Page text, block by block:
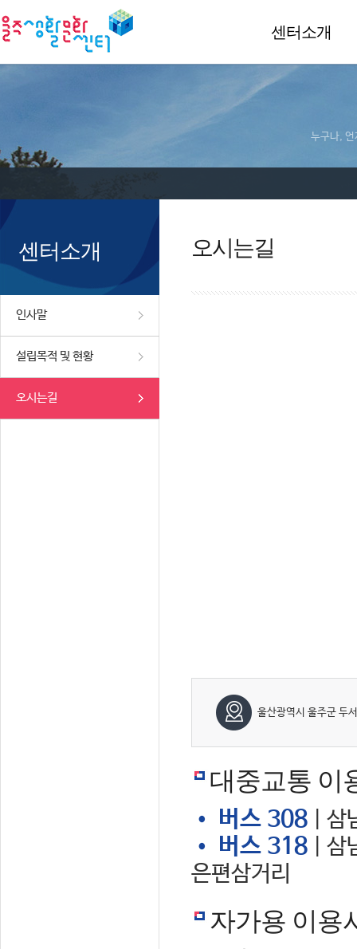
센터소개
누구나, 언
센터소개
인사말
설립목적 및 현황
오시는길
오시는길
울산광역시 울주군 두
대중교통 이
• 버스 308 | 삼
• 버스 318 | 삼
은편삼거리
자가용 이용